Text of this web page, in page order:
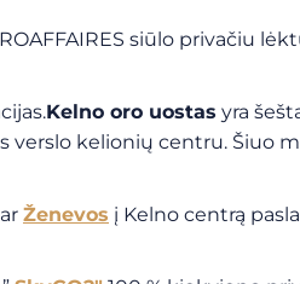
siūlo privačiu
Kelno oro uostas yra
verslo kelionių centru. Šiuo
ar Ženevos į Kelno centrą